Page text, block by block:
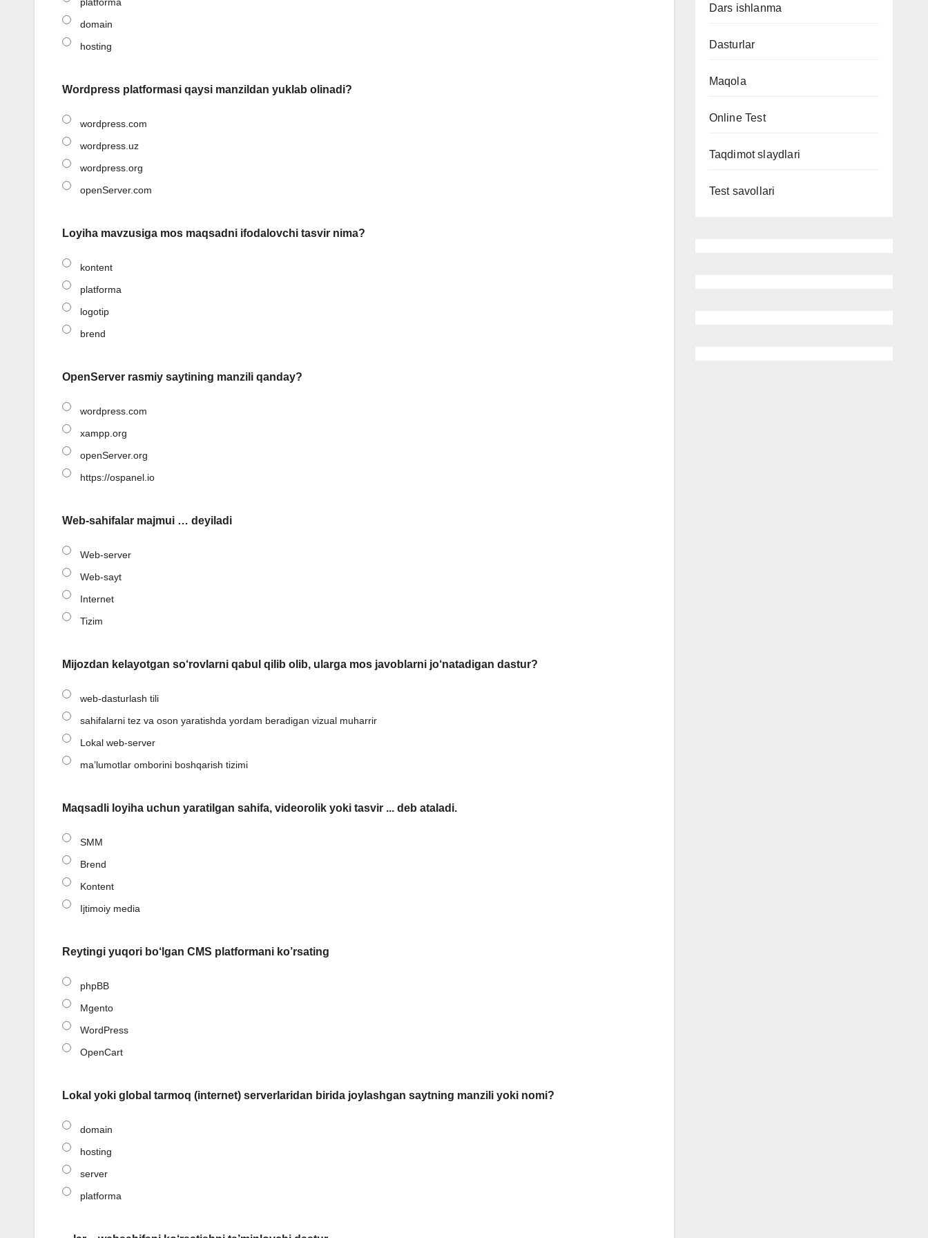
platforma
domain
hosting
Wordpress platformasi qaysi manzildan yuklab olinadi?
wordpress.com
wordpress.uz
wordpress.org
openServer.com
Loyiha mavzusiga mos maqsadni ifodalovchi tasvir nima?
kontent
platforma
logotip
brend
OpenServer rasmiy saytining manzili qanday?
wordpress.com
xampp.org
openServer.org
https://ospanel.io
Web-sahifalar majmui … deyiladi
Web-server
Web-sayt
Internet
Tizim
Mijozdan kelayotgan so‘rovlarni qabul qilib olib, ularga mos javoblarni jo‘natadigan dastur?
web-dasturlash tili
sahifalarni tez va oson yaratishda yordam beradigan vizual muharrir
Lokal web-server
ma’lumotlar omborini boshqarish tizimi
Maqsadli loyiha uchun yaratilgan sahifa, videorolik yoki tasvir ... deb ataladi.
SMM
Brend
Kontent
Ijtimoiy media
Reytingi yuqori bo‘lgan CMS platformani ko’rsating
phpBB
Mgento
WordPress
OpenCart
Lokal yoki global tarmoq (internet) serverlaridan birida joylashgan saytning manzili yoki nomi?
domain
hosting
server
platforma
Dars ishlanma
Dasturlar
Maqola
Online Test
Taqdimot slaydlari
Test savollari